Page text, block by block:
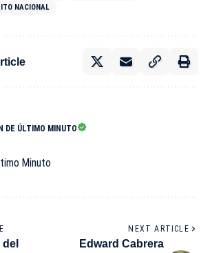
NACIONAL
DE ÚLTIMO MINUTO
Minuto
NEXT ARTICLE
Edward Cabrera